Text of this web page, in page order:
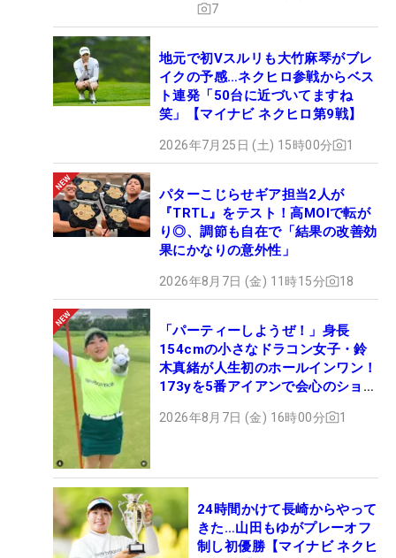
7
地元で初Vスルリも大竹麻琴がブレ
イクの予感…ネクヒロ参戦からベス
ト連発「50台に近づいてますね
笑」【マイナビ ネクヒロ第9戦】
2026年7月25日 (土) 15時00分 1
パターこじらせギア担当2人が
『TRTL』をテスト！高MOIで転が
り◎、調節も自在で「結果の改善効
果にかなりの意外性」
2026年8月7日 (金) 11時15分 18
「パーティーしようぜ！」身長
154cmの小さなドラコン女子・鈴
木真緒が人生初のホールインワン！
173yを5番アイアンで会心のショッ
2026年8月7日 (金) 16時00分 1
24時間かけて長崎からやって
きた…山田もゆがプレーオフ
制し初優勝【マイナビ ネクヒ